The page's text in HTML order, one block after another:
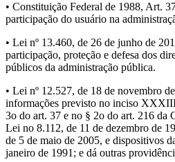
• Constituição Federal de 1988, Art.
participação do usuário na
• Lei nº 13.460, de 26 de junho de
participação, proteção e defesa dos
públicos da administração pública.
• Lei nº 12.527, de 18 de novembro
informações previsto no inciso
3o do art. 37 e no § 2o do art. 216 da
Lei no 8.112, de 11 de dezembro de
de 5 de maio de 2005, e dispositivos
janeiro de 1991; e dá outras